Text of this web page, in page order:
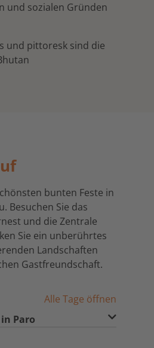
und sozialen Gründen
und pittoresk sind die
bunten Feste in
Besuchen Sie das
und die Zentrale
Sie ein unberührtes
Landschaften
Gastfreundschaft.
Alle Tage öffnen
Paro